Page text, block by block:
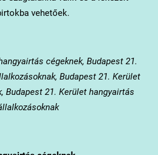
vehetőek.
cégeknek, Budapest 21.
Budapest 21. Kerület
Budapest 21. Kerület hangyairtás